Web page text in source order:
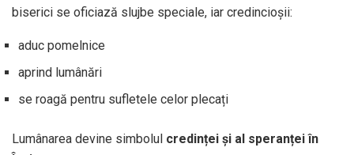
biserici se oficiază slujbe speciale, iar credincioșii:
aduc pomelnice
aprind lumânări
se roagă pentru sufletele celor plecați
Lumânarea devine simbolul credinței și al speranței în